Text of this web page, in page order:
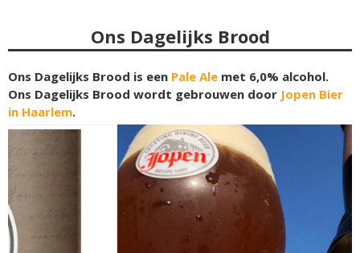
Ons Dagelijks Brood
Ons Dagelijks Brood is een Pale Ale met 6,0% alcohol.
Ons Dagelijks Brood wordt gebrouwen door Jopen Bier
in Haarlem.